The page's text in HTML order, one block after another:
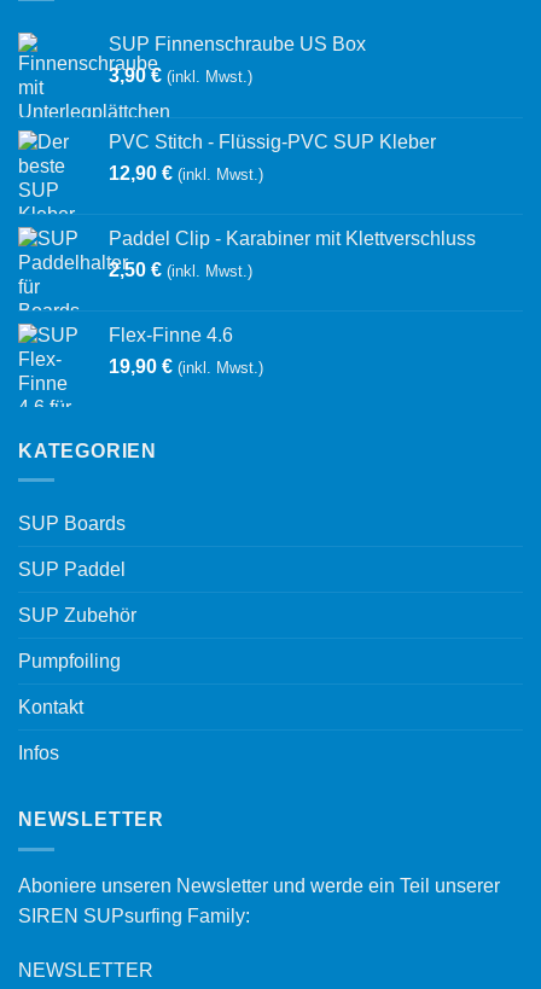
SUP Finnenschraube US Box
3,90€ (inkl. Mwst.)
PVC Stitch - Flüssig-PVC SUP Kleber
12,90 € (inkl. Mwst.)
Paddel Clip - Karabiner mit Klettverschluss
2,50 € (inkl. Mwst.)
Flex-Finne 4.6
19,90 € (inkl. Mwst.)
KATEGORIEN
SUP Boards
SUP Paddel
SUP Zubehör
Pumpfoiling
Kontakt
Infos
NEWSLETTER
Aboniere unseren Newsletter und werde ein Teil unserer
SIREN SUPsurfing Family:
NEWSLETTER